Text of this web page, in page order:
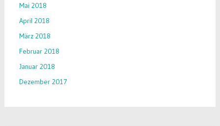
Mai 2018
April 2018
März 2018
Februar 2018
Januar 2018
Dezember 2017